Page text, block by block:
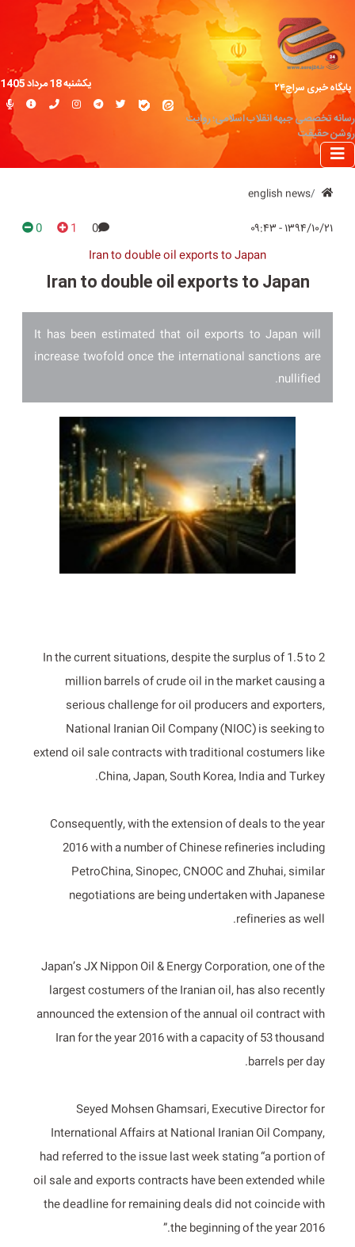
پایگاه خبری سراج۲۴
رسانه تخصصی جبهه انقلاب اسلامی؛ روایت
روشن حقیقت
یکشنبه 18 مرداد 1405
english news
۱۳۹۴/۱۰/۲۱ - ۰۹:۴۳ 0
1
0
Iran to double oil exports to Japan
Iran to double oil exports to Japan
It has been estimated that oil exports to Japan will
increase twofold once the international sanctions are
nullified.
In the current situations, despite the surplus of 1.5 to 2
million barrels of crude oil in the market causing a
serious challenge for oil producers and exporters,
National Iranian Oil Company (NIOC) is seeking to
extend oil sale contracts with traditional costumers like
China, Japan, South Korea, India and Turkey.
Consequently, with the extension of deals to the year
2016 with a number of Chinese refineries including
PetroChina, Sinopec, CNOOC and Zhuhai, similar
negotiations are being undertaken with Japanese
refineries as well.
Japan’s JX Nippon Oil & Energy Corporation, one of the
largest costumers of the Iranian oil, has also recently
announced the extension of the annual oil contract with
Iran for the year 2016 with a capacity of 53 thousand
barrels per day.
Seyed Mohsen Ghamsari, Executive Director for
International Affairs at National Iranian Oil Company,
had referred to the issue last week stating “a portion of
oil sale and exports contracts have been extended while
the deadline for remaining deals did not coincide with
the beginning of the year 2016.”